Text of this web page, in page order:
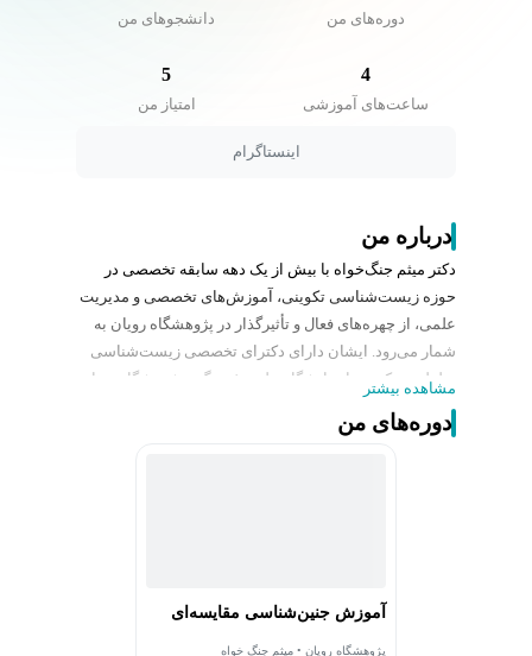
دوره‌های من دانشجو‌های من
4
ساعت‌های آموزشی
5
امتیاز من
اینستاگرام
درباره من
دکتر میثم جنگ‌خواه با بیش از یک دهه سابقه تخصصی در
حوزه زیست‌شناسی تکوینی، آموزش‌های تخصصی و مدیریت
علمی، از چهره‌های فعال و تأثیرگذار در پژوهشگاه رویان به
شمار می‌رود. ایشان دارای دکترای تخصصی زیست‌شناسی
سلولی و تکوینی از دانشگاه علم و فرهنگ و پژوهشگاه رویان
هستند و مسیر حرفه‌ای خود را با تمرکز بر آموزش، پژوهش و
توسعه علمی ادامه داده‌اند.
آموزشی ایشان مبتنی بر انتقال مفاهیم پیچیده به زبان ساده،
کاربردی و قابل اجراست که همواره مورد توجه مخاطبان
قرار گرفته است.
مشاهده بیشتر
دوره‌های من
آموزش جنین‌شناسی مقایسه‌ای
پژوهشگاه رویان • میثم جنگ خواه